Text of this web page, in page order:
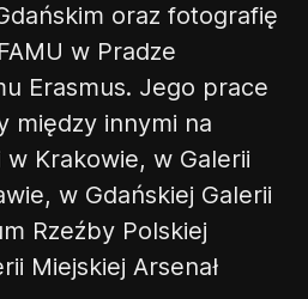
oraz fotografię
w Pradze
Erasmus. Jego prace
między innymi na
Krakowie, w Galerii
w Gdańskiej Galerii
Rzeźby Polskiej
Miejskiej Arsenał